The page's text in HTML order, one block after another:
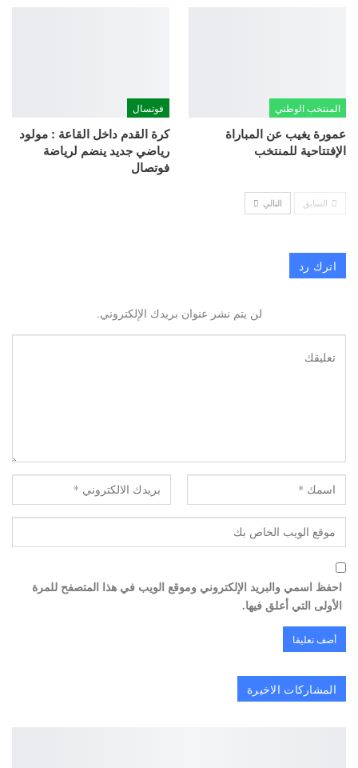
المنتخب الوطني
عمورة يغيب عن المباراة
الإفتتاحية للمنتخب
فوتسال
كرة القدم داخل القاعة : مولود
رياضي جديد ينضم لرياضة
فوتصال
السابق التالي
اترك رد
لن يتم نشر عنوان بريدك الإلكتروني.
احفظ اسمي والبريد الإلكتروني وموقع الويب في هذا المتصفح للمرة
الأولى التي أعلق فيها.
المشاركات الاخيرة